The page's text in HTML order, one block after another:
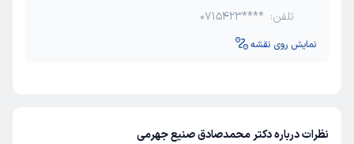
تلفن: 0715423****
نمایش روی نقشه
نظرات درباره دکتر محمدصادق صنیع جهرمی